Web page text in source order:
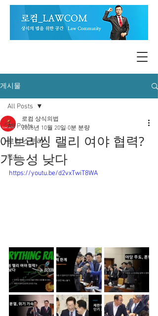
게시물
All Posts
로컴 스토리
Main
All Posts
에브리씽 랠리 여야 협력?
가능성 낮다
로컴 상식의법
2025년 10월 20일 0분 분량
https://youtu.be/d2vxTwiT8WA